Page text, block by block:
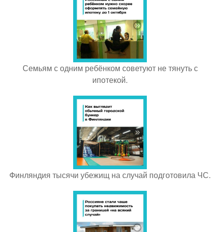
Семьям с одним ребёнком советуют не тянуть с
ипотекой.
Финляндия тысячи убежищ на случай подготовила ЧС.